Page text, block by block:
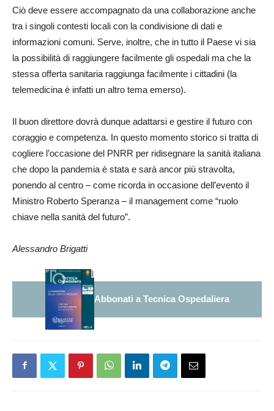
Ciò deve essere accompagnato da una collaborazione anche
tra i singoli contesti locali con la condivisione di dati e
informazioni comuni. Serve, inoltre, che in tutto il Paese vi sia
la possibilità di raggiungere facilmente gli ospedali ma che la
stessa offerta sanitaria raggiunga facilmente i cittadini (la
telemedicina è infatti un altro tema emerso).
Il buon direttore dovrà dunque adattarsi e gestire il futuro con
coraggio e competenza. In questo momento storico si tratta di
cogliere l’occasione del PNRR per ridisegnare la sanità italiana
che dopo la pandemia è stata e sarà ancor più stravolta,
ponendo al centro – come ricorda in occasione dell’evento il
Ministro Roberto Speranza – il management come “ruolo
chiave nella sanità del futuro”.
Alessandro Brigatti
Abbonati a Tecnica Ospedaliera